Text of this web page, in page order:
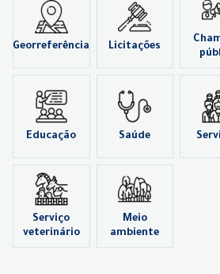
Georreferência Licitações
Educação Saúde
Serviço
veterinário
Meio
ambiente